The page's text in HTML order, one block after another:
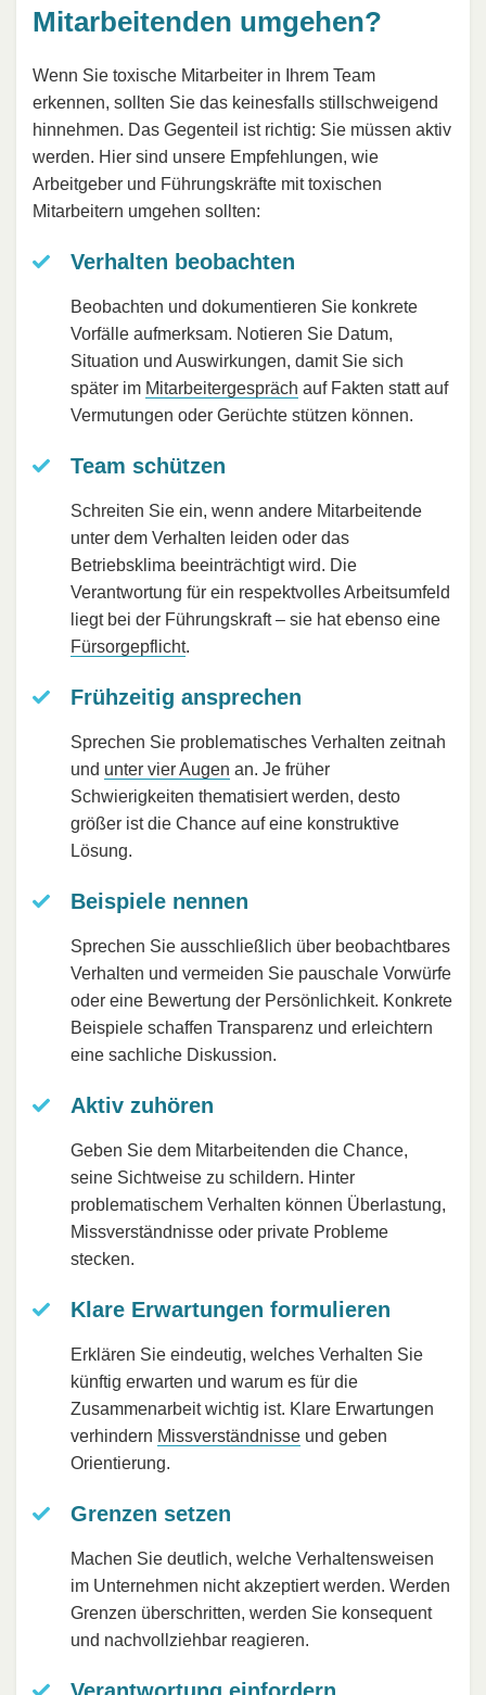
Mitarbeitenden umgehen?
Wenn Sie toxische Mitarbeiter in Ihrem Team
erkennen, sollten Sie das keinesfalls stillschweigend
hinnehmen. Das Gegenteil ist richtig: Sie müssen aktiv
werden. Hier sind unsere Empfehlungen, wie
Arbeitgeber und Führungskräfte mit toxischen
Mitarbeitern umgehen sollten:
Verhalten beobachten
Beobachten und dokumentieren Sie konkrete
Vorfälle aufmerksam. Notieren Sie Datum,
Situation und Auswirkungen, damit Sie sich
später im Mitarbeitergespräch auf Fakten statt auf
Vermutungen oder Gerüchte stützen können.
Team schützen
Schreiten Sie ein, wenn andere Mitarbeitende
unter dem Verhalten leiden oder das
Betriebsklima beeinträchtigt wird. Die
Verantwortung für ein respektvolles Arbeitsumfeld
liegt bei der Führungskraft – sie hat ebenso eine
Fürsorgepflicht.
Frühzeitig ansprechen
Sprechen Sie problematisches Verhalten zeitnah
und unter vier Augen an. Je früher
Schwierigkeiten thematisiert werden, desto
größer ist die Chance auf eine konstruktive
Lösung.
Beispiele nennen
Sprechen Sie ausschließlich über beobachtbares
Verhalten und vermeiden Sie pauschale Vorwürfe
oder eine Bewertung der Persönlichkeit. Konkrete
Beispiele schaffen Transparenz und erleichtern
eine sachliche Diskussion.
Aktiv zuhören
Geben Sie dem Mitarbeitenden die Chance,
seine Sichtweise zu schildern. Hinter
problematischem Verhalten können Überlastung,
Missverständnisse oder private Probleme
stecken.
Klare Erwartungen formulieren
Erklären Sie eindeutig, welches Verhalten Sie
künftig erwarten und warum es für die
Zusammenarbeit wichtig ist. Klare Erwartungen
verhindern Missverständnisse und geben
Orientierung.
Grenzen setzen
Machen Sie deutlich, welche Verhaltensweisen
im Unternehmen nicht akzeptiert werden. Werden
Grenzen überschritten, werden Sie konsequent
und nachvollziehbar reagieren.